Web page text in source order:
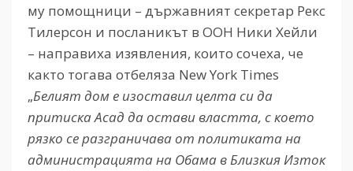
му помощници – държавният секретар Рекс
Тилерсон и посланикът в ООН Ники Хейли
– направиха изявления, които сочеха, че
както тогава отбеляза New York Times
„Белият дом е изоставил целта си да
притиска Асад да остави властта, с което
рязко се разграничава от политиката на
администрацията на Обама в Близкия Изток